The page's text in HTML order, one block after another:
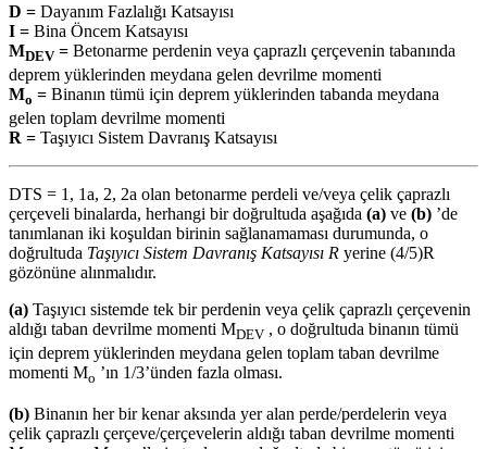
D = Dayanım Fazlalığı Katsayısı
I = Bina Öncem Katsayısı
MDEV= Betonarme perdenin veya çaprazlı çerçevenin tabanında
deprem yüklerinden meydana gelen devrilme momenti
Mo = Binanın tümü için deprem yüklerinden tabanda meydana
gelen toplam devrilme momenti
R = Taşıyıcı Sistem Davranış Katsayısı
DTS = 1, 1a, 2, 2a olan betonarme perdeli ve/veya çelik çaprazlı
çerçeveli binalarda, herhangi bir doğrultuda aşağıda (a) ve (b) ’de
tanımlanan iki koşuldan birinin sağlanamaması durumunda, o
doğrultuda Taşıyıcı Sistem Davranış Katsayısı R yerine (4/5)R
gözönüne alınmalıdır.
(a) Taşıyıcı sistemde tek bir perdenin veya çelik çaprazlı çerçevenin
aldığı taban devrilme momenti MDEV , o doğrultuda binanın tümü
için deprem yüklerinden meydana gelen toplam taban devrilme
momenti Mo ’ın 1/3’ünden fazla olması.
(b) Binanın her bir kenar aksında yer alan perde/perdelerin veya
çelik çaprazlı çerçeve/çerçevelerin aldığı taban devrilme momenti